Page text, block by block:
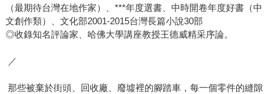
往比小說還離奇，反思在生命面對撞擊的那刻，我們需要的
是什麼，該在乎的是什麼……《2011970005078》 生命是堂
奧秘又深刻的課題，面對死亡，是的，我們永遠都沒有準備
好的時候，更不想要做任何準備，我們寧願記憶下揮霍的青
人會散，我們可以選擇，從現在開始好好活出生命的真正意
（最期待台灣在地作家）、***年度選書、中時開卷年度好書（中
文創作類）、文化部2001-2015台灣長篇小說30部
◎收錄知名評論家、哈佛大學講座教授王德威精采序論。
／
那些被棄於街頭、回收廠、廢墟裡的腳踏車，每一個零件的縫隙